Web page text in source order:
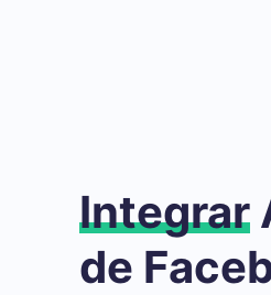
Integrar
de